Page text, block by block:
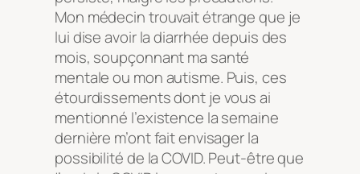
Mon médecin trouvait étrange que je
lui dise avoir la diarrhée depuis des
mois, soupçonnant ma santé
mentale ou mon autisme. Puis, ces
étourdissements dont je vous ai
mentionné l’existence la semaine
dernière m’ont fait envisager la
possibilité de la COVID. Peut-être que